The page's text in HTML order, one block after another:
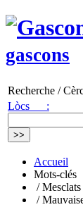
gascons
Recherche /
Lòcs :
Accueil
Mots-clés
/ Mesclats
/